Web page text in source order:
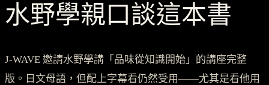
水野學親口談這本書
J-WAVE 邀請水野學講「品味從知識開始」的講座完整
版。日文母語，但配上字幕看仍然受用——尤其是看他用